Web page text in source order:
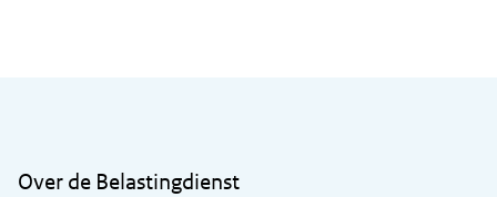
Over de Belastingdienst